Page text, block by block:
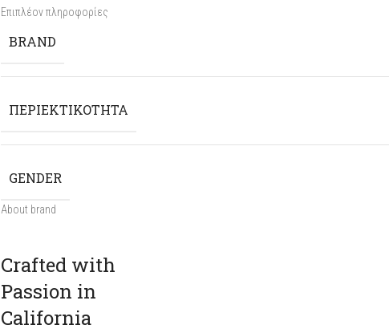
Επιπλέον πληροφορίες
BRAND
ΠΕΡΙΕΚΤΙΚΟΤΗΤΑ
GENDER
About brand
Crafted with
Passion in
California